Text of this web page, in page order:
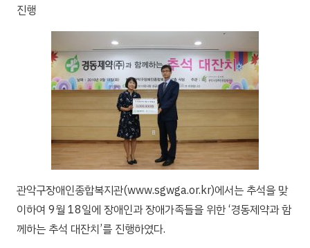
진행
관악구장애인종합복지관(www.sgwga.or.kr)에서는 추석을 맞
이하여 9월 18일에 장애인과 장애가족들을 위한 ‘경동제약과 함
께하는 추석 대잔치’를 진행하였다.